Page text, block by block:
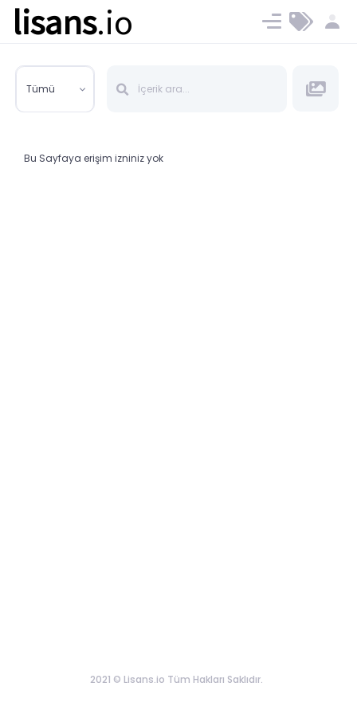
lisans.io Ücret ve Planlar
Tümü
Bu Sayfaya erişim izniniz yok
2021 © Lisans.io Tüm Hakları Saklıdır.